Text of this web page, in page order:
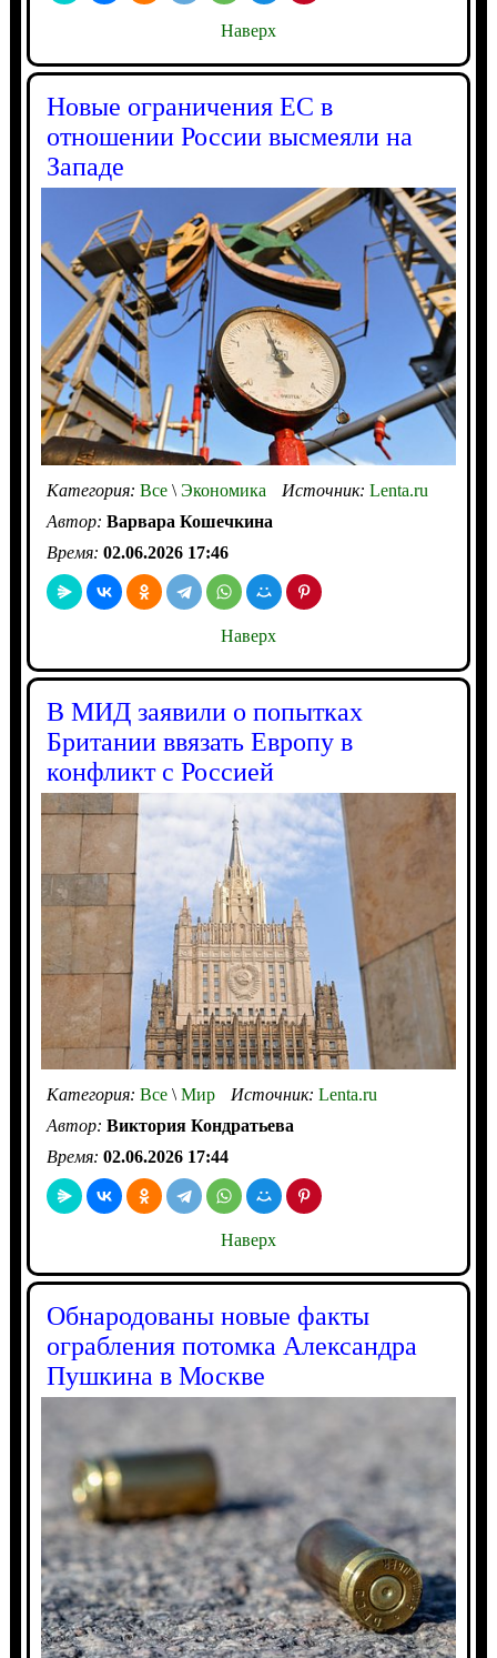
Наверх
Новые ограничения ЕС в
отношении России высмеяли на
Западе
Категория: Все\Экономика Источник: Lenta.ru
Автор: Варвара Кошечкина
Время: 02.06.2026 17:46
Наверх
В МИД заявили о попытках
Британии ввязать Европу в
конфликт с Россией
Категория: Все\Мир Источник: Lenta.ru
Автор: Виктория Кондратьева
Время: 02.06.2026 17:44
Наверх
Обнародованы новые факты
ограбления потомка Александра
Пушкина в Москве